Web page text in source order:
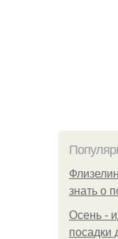
знать о
Осень -
посадки